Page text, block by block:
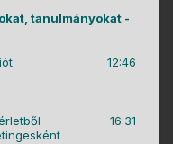
tanulmányokat -
12:46
16:31